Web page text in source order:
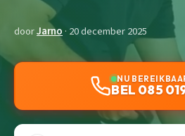
doorJarno · 20 december 2025
NU
BEL 085